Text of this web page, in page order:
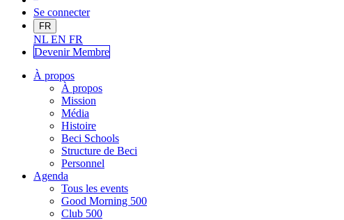
Se connecter
FR
NL EN FR
Devenir Membre
À propos
À propos
Mission
Média
Histoire
Beci Schools
Structure de Beci
Personnel
Agenda
Tous les events
Good Morning 500
Club 500